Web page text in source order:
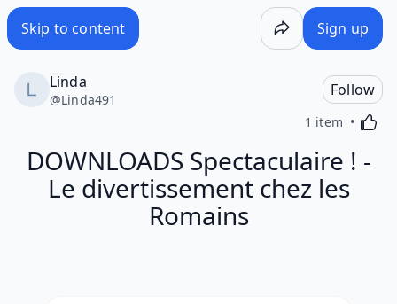
Skip to content Sign up
Linda
@Linda491
Follow
1 item
DOWNLOADS Spectaculaire ! -
Le divertissement chez les
Romains